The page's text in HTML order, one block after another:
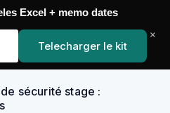
sécurité stage :
Excel + memo dates
Telecharger le kit
×